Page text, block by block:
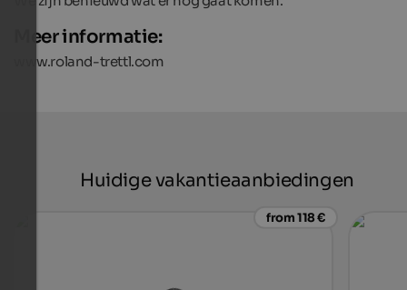
Meer informatie:
www.roland-trettl.com
Huidige vakantieaanbiedingen
from 118 €